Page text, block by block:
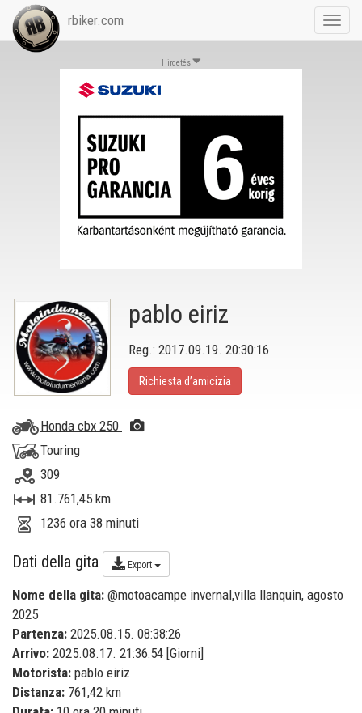
rbiker.com
Hirdetés
pablo eiriz
Reg.: 2017.09.19. 20:30:16
Richiesta d’amicizia
Honda cbx 250
Touring
309
81.761,45 km
1236 ora 38 minuti
Dati della gita Export
Nome della gita: @motoacampe invernal,villa llanquin, agosto
2025
Partenza: 2025.08.15. 08:38:26
Arrivo: 2025.08.17. 21:36:54 [Giorni]
Motorista: pablo eiriz
Distanza: 761,42 km